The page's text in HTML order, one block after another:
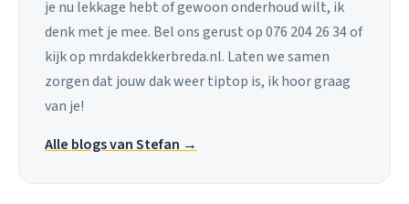
je nu lekkage hebt of gewoon onderhoud wilt, ik
denk met je mee. Bel ons gerust op 076 204 26 34 of
kijk op mrdakdekkerbreda.nl. Laten we samen
zorgen dat jouw dak weer tiptop is, ik hoor graag
van je!
Alle blogs van Stefan →